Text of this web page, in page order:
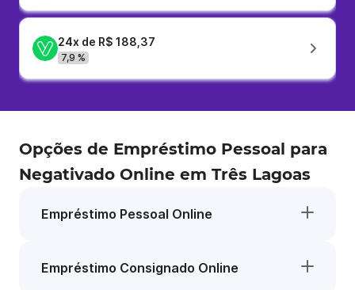
24x de R$ 188,37
7,9 %
Opções de Empréstimo Pessoal para
Negativado Online em Três Lagoas
Empréstimo Pessoal Online
Empréstimo Consignado Online